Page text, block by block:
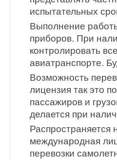
испытательных
Выполнение
приборов. При
контролировать
авиатранспорте.
Возможность
лицензия так это
пассажиров и
делается при
Распространяется
международная
перевозки